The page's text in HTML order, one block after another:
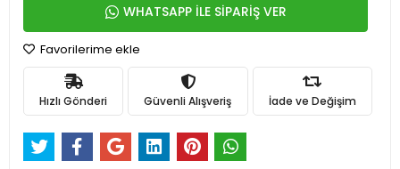
WHATSAPP İLE SİPARİŞ VER
Favorilerime ekle
Hızlı Gönderi Güvenli Alışveriş İade ve Değişim